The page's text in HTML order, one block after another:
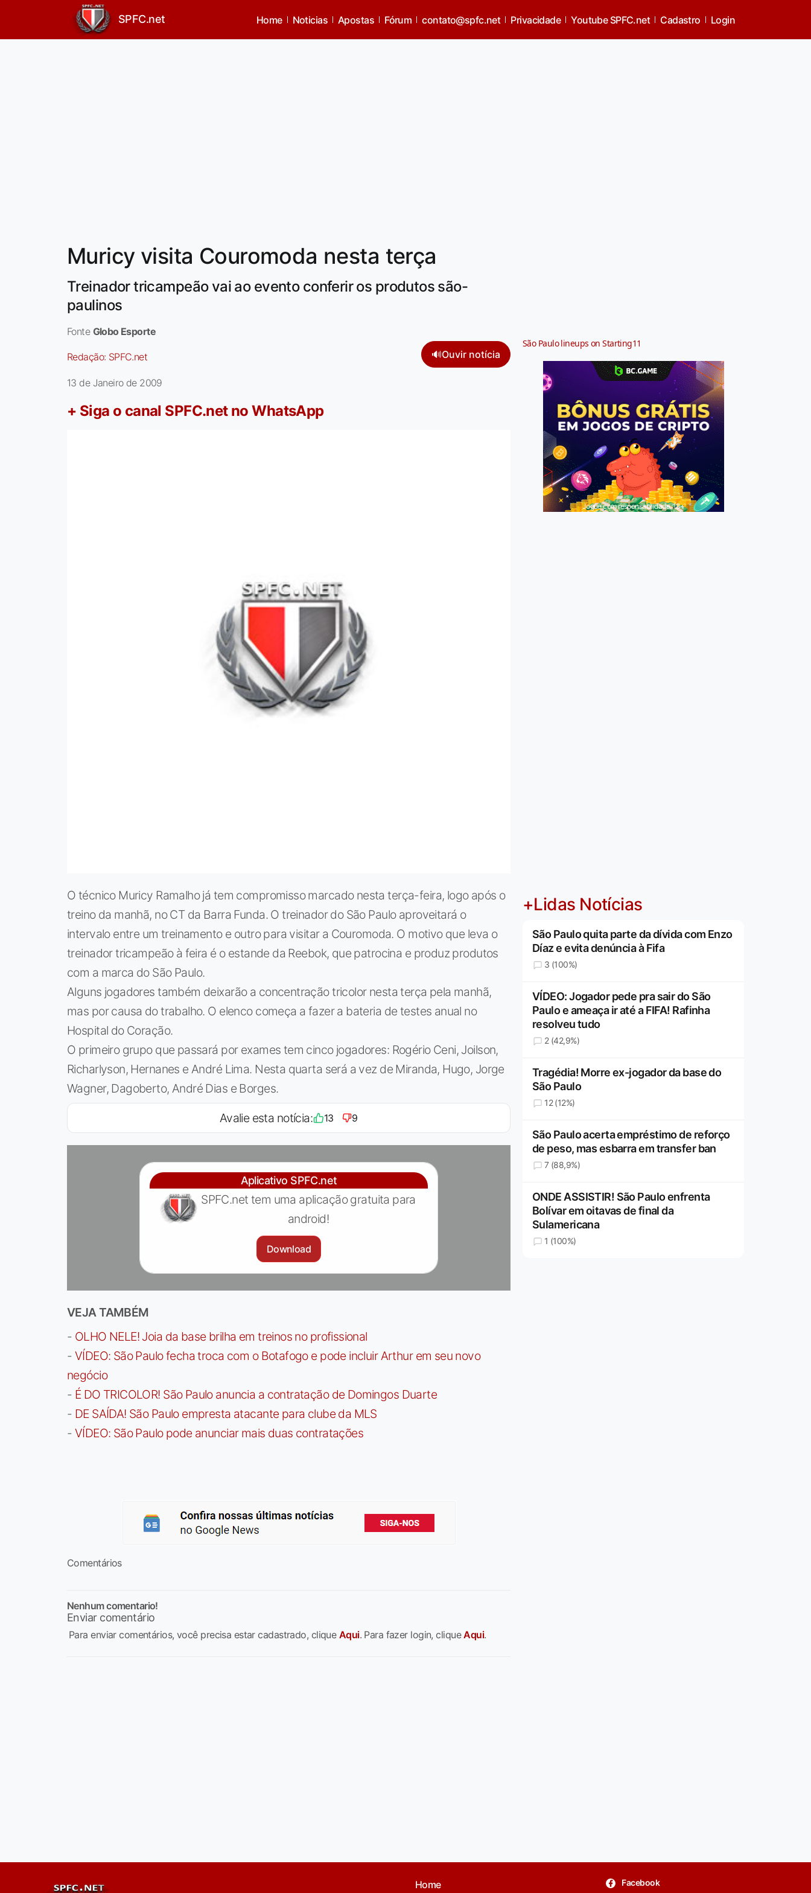
SPFC.net Home Noticias Apostas Fórum contato@spfc.net Privacidade Youtube SPFC.net Cadastro Login
Muricy visita Couromoda nesta terça
Treinador tricampeão vai ao evento conferir os produtos são-
paulinos
Fonte Globo Esporte
Redação: SPFC.net 🔊Ouvir notícia
13 de Janeiro de 2009
+ Siga o canal SPFC.net no WhatsApp
O técnico Muricy Ramalho já tem compromisso marcado nesta terça-feira, logo após o
treino da manhã, no CT da Barra Funda. O treinador do São Paulo aproveitará o
intervalo entre um treinamento e outro para visitar a Couromoda. O motivo que leva o
treinador tricampeão à feira é o estande da Reebok, que patrocina e produz produtos
com a marca do São Paulo.
Alguns jogadores também deixarão a concentração tricolor nesta terça pela manhã,
mas por causa do trabalho. O elenco começa a fazer a bateria de testes anual no
Hospital do Coração.
O primeiro grupo que passará por exames tem cinco jogadores: Rogério Ceni, Joilson,
Richarlyson, Hernanes e André Lima. Nesta quarta será a vez de Miranda, Hugo, Jorge
Wagner, Dagoberto, André Dias e Borges.
Avalie esta notícia: 13 9
Aplicativo SPFC.net
SPFC.net tem uma aplicação gratuita para
android!
Download
VEJA TAMBÉM
- OLHO NELE! Joia da base brilha em treinos no profissional
- VÍDEO: São Paulo fecha troca com o Botafogo e pode incluir Arthur em seu novo
negócio
- É DO TRICOLOR! São Paulo anuncia a contratação de Domingos Duarte
- DE SAÍDA! São Paulo empresta atacante para clube da MLS
- VÍDEO: São Paulo pode anunciar mais duas contratações
Comentários
Nenhum comentario!
Enviar comentário
Para enviar comentários, você precisa estar cadastrado, clique Aqui. Para fazer login, cliqueAqui.
São Paulo lineups on Starting11
Jogue com responsabilidade. 18+
+Lidas Notícias
São Paulo quita parte da dívida com Enzo
Díaz e evita denúncia à Fifa
3 (100%)
VÍDEO: Jogador pede pra sair do São
Paulo e ameaça ir até a FIFA! Rafinha
resolveu tudo
2 (42,9%)
Tragédia! Morre ex-jogador da base do
São Paulo
12 (12%)
São Paulo acerta empréstimo de reforço
de peso, mas esbarra em transfer ban
7 (88,9%)
ONDE ASSISTIR! São Paulo enfrenta
Bolívar em oitavas de final da
Sulamericana
1 (100%)
Home Facebook